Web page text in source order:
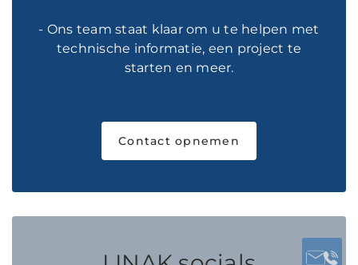
- Ons team staat klaar om u te helpen met
technische informatie, een project te
starten en meer.
Contact opnemen